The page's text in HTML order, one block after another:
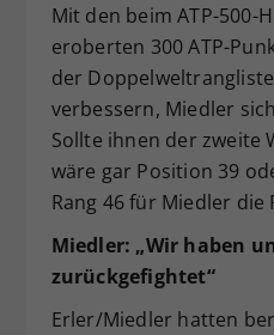
Mit den beim ATP-500-
eroberten 300 ATP-
der
verbessern, Miedler
Sollte ihnen der zweite
wäre gar Position 39
Rang 46 für Miedler die
Miedler: „Wir haben
zurückgefightet“
Erler/Miedler hatten